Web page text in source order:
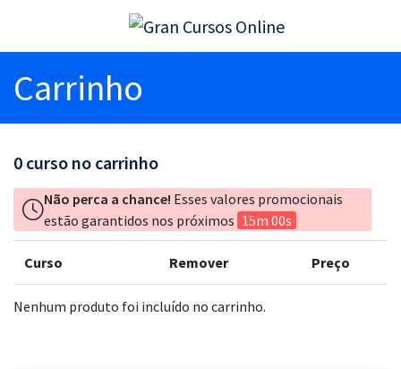
Carrinho
0 curso no carrinho
Não perca a chance! Esses valores promocionais
estão garantidos nos próximos 15m 00s
Curso Remover Preço
Nenhum produto foi incluído no carrinho.